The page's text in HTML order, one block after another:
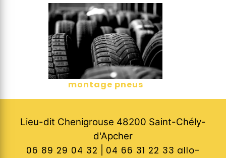
montage pneus
Lieu-dit Chenigrouse 48200 Saint-Chély-
d'Apcher
06 89 29 04 32 04 66 31 22 33 allo-